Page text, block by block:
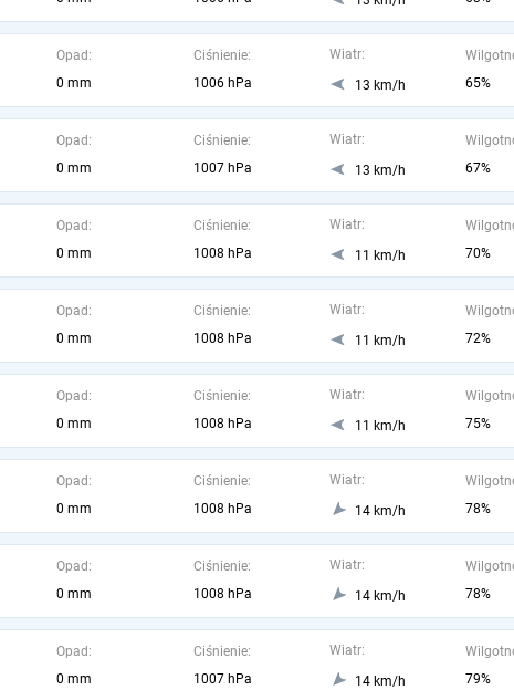
Opad:
0 mm
Ciśnienie:
1006 hPa
Wiatr:
13 km/h
65%
Opad:
0 mm
Ciśnienie:
1007 hPa
Wiatr:
13 km/h
67%
Opad:
0 mm
Ciśnienie:
1008 hPa
Wiatr:
11 km/h
70%
Opad:
0 mm
Ciśnienie:
1008 hPa
Wiatr:
11 km/h
72%
Opad:
0 mm
Ciśnienie:
1008 hPa
Wiatr:
11 km/h
75%
Opad:
0 mm
Ciśnienie:
1008 hPa
Wiatr:
14 km/h
78%
Opad:
0 mm
Ciśnienie:
1008 hPa
Wiatr:
14 km/h
78%
Opad:
0 mm
Ciśnienie:
1007 hPa
Wiatr:
14 km/h
79%